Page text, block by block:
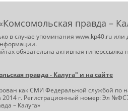
правда –
в случае упоминания www.kp40.ru
обязательна активная
правда - Калуга" и на сайте
как СМИ Федеральной службой по
2014 г. Регистрационный номер: Эл
– Калуга»